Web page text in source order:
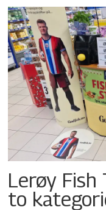
Lerøy Fish
to